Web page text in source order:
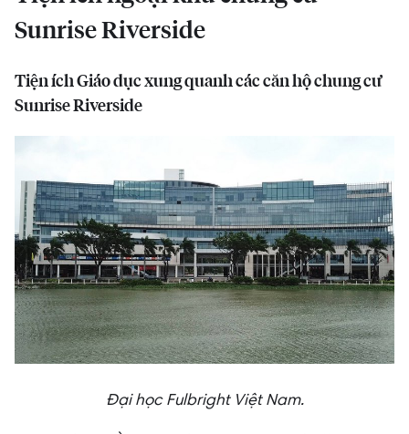
Sunrise Riverside
Tiện ích Giáo dục xung quanh các căn hộ chung cư
Sunrise Riverside
Đại học Fulbright Việt Nam.